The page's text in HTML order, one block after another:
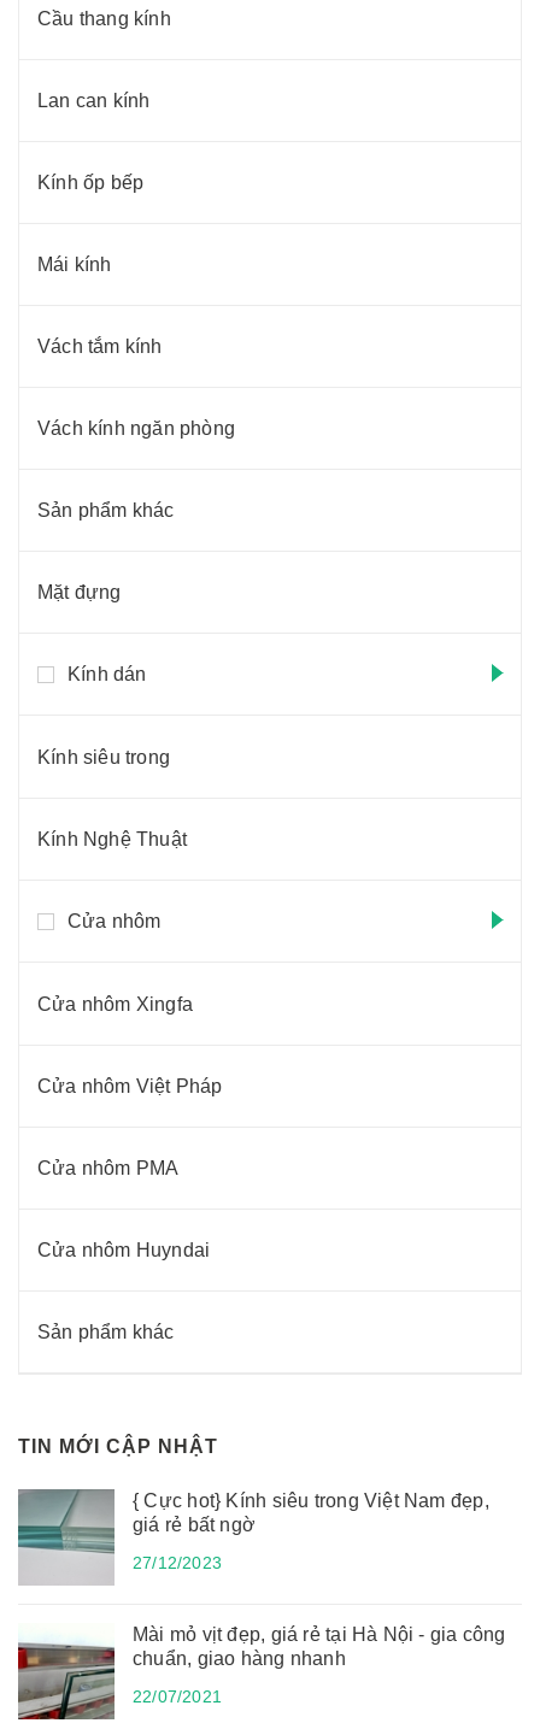
Cầu thang kính
Lan can kính
Kính ốp bếp
Mái kính
Vách tắm kính
Vách kính ngăn phòng
Sản phẩm khác
Mặt đựng
Kính dán
Kính siêu trong
Kính Nghệ Thuật
Cửa nhôm
Cửa nhôm Xingfa
Cửa nhôm Việt Pháp
Cửa nhôm PMA
Cửa nhôm Huyndai
Sản phẩm khác
TIN MỚI CẬP NHẬT
{ Cực hot} Kính siêu trong Việt Nam đẹp,
giá rẻ bất ngờ
27/12/2023
Mài mỏ vịt đẹp, giá rẻ tại Hà Nội - gia công
chuẩn, giao hàng nhanh
22/07/2021